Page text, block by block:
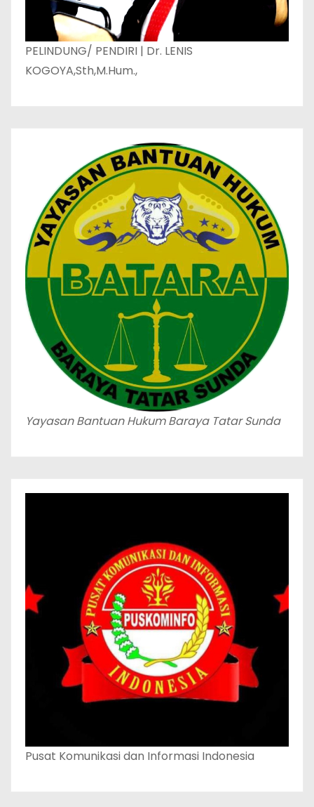
PELINDUNG/ PENDIRI | Dr. LENIS
KOGOYA,Sth,M.Hum.,
Yayasan Bantuan Hukum Baraya Tatar Sunda
Pusat Komunikasi dan Informasi Indonesia